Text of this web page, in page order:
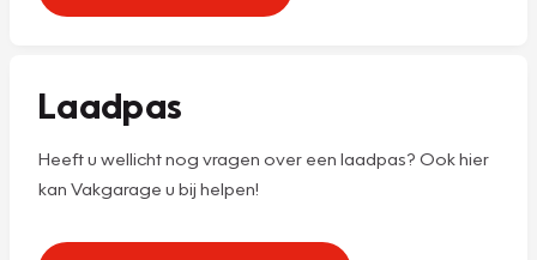
Laadpas
Heeft u wellicht nog vragen over een laadpas? Ook hier
kan Vakgarage u bij helpen!